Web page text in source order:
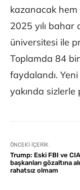
kazanacak
2025 yılı
üniversitesi ile
Toplamda 84
faydalandı.
yakında sizlerle
ÖNCEKI İÇERIK
Trump: Eski FBI ve CIA
başkanları gözaltına
rahatsız olmam